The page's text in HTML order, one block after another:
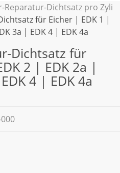
Reparatur-Dichtsatz pro Zyli
für Eicher | EDK 1 |
3a | EDK 4 | EDK 4a
Dichtsatz für
2 | EDK 2a |
4 | EDK 4a